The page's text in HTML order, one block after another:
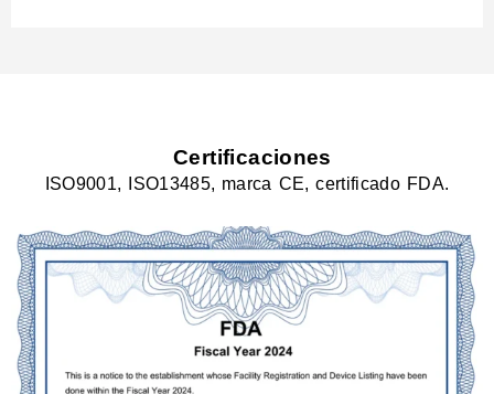
Certificaciones
ISO9001, ISO13485, marca CE, certificado FDA.